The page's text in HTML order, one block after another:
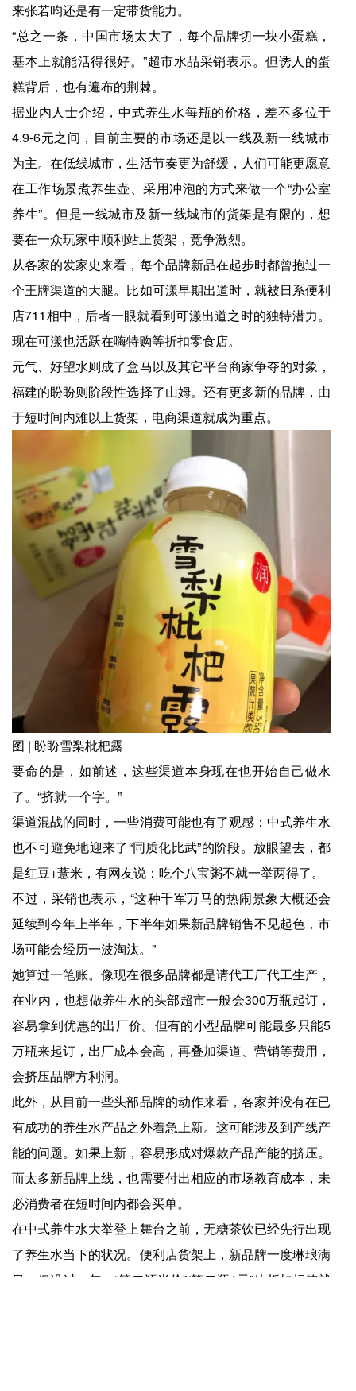
来张若昀还是有一定带货能力。
“总之一条，中国市场太大了，每个品牌切一块小蛋糕，
基本上就能活得很好。”超市水品采销表示。但诱人的蛋
糕背后，也有遍布的荆棘。
据业内人士介绍，中式养生水每瓶的价格，差不多位于
4.9-6元之间，目前主要的市场还是以一线及新一线城市
为主。在低线城市，生活节奏更为舒缓，人们可能更愿意
在工作场景煮养生壶、采用冲泡的方式来做一个“办公室
养生”。但是一线城市及新一线城市的货架是有限的，想
要在一众玩家中顺利站上货架，竞争激烈。
从各家的发家史来看，每个品牌新品在起步时都曾抱过一
个王牌渠道的大腿。比如可漾早期出道时，就被日系便利
店711相中，后者一眼就看到可漾出道之时的独特潜力。
现在可漾也活跃在嗨特购等折扣零食店。
元气、好望水则成了盒马以及其它平台商家争夺的对象，
福建的盼盼则阶段性选择了山姆。还有更多新的品牌，由
于短时间内难以上货架，电商渠道就成为重点。
图 | 盼盼雪梨枇杷露
要命的是，如前述，这些渠道本身现在也开始自己做水
了。“挤就一个字。”
渠道混战的同时，一些消费可能也有了观感：中式养生水
也不可避免地迎来了“同质化比武”的阶段。放眼望去，都
是红豆+薏米，有网友说：吃个八宝粥不就一举两得了。
不过，采销也表示，“这种千军万马的热闹景象大概还会
延续到今年上半年，下半年如果新品牌销售不见起色，市
场可能会经历一波淘汰。”
她算过一笔账。像现在很多品牌都是请代工厂代工生产，
在业内，也想做养生水的头部超市一般会300万瓶起订，
容易拿到优惠的出厂价。但有的小型品牌可能最多只能5
万瓶来起订，出厂成本会高，再叠加渠道、营销等费用，
会挤压品牌方利润。
此外，从目前一些头部品牌的动作来看，各家并没有在已
有成功的养生水产品之外着急上新。这可能涉及到产线产
能的问题。如果上新，容易形成对爆款产品产能的挤压。
而太多新品牌上线，也需要付出相应的市场教育成本，未
必消费者在短时间内都会买单。
在中式养生水大举登上舞台之前，无糖茶饮已经先行出现
了养生水当下的状况。便利店货架上，新品牌一度琳琅满
目。但没过一年，“第二瓶半价”“第二瓶1元”的折扣标签就